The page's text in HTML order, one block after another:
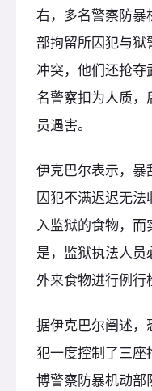
右，多名警察防暴
部拘留所囚犯与狱
冲突，他们还抢夺
名警察扣为人质，
员遇害。
伊克巴尔表示，暴
囚犯不满迟迟无法
入监狱的食物，而
是，监狱执法人员
外来食物进行例行
据伊克巴尔阐述，
犯一度控制了三座
博警察防暴机动部